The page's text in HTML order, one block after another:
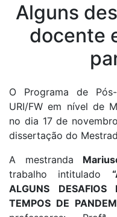
Alguns
docente
O Programa de
URI/FW em nível de
no dia 17 de
dissertação do
A mestranda
trabalho intitulado
ALGUNS
TEMPOS DE